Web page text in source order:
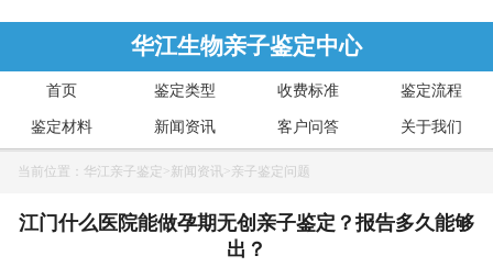
华江生物亲子鉴定中心
首页 鉴定类型 收费标准 鉴定流程
鉴定材料 新闻资讯 客户问答 关于我们
当前位置： 华江亲子鉴定 >新闻资讯 >亲子鉴定问题
江门什么医院能做孕期无创亲子鉴定？报告多久能够
出？